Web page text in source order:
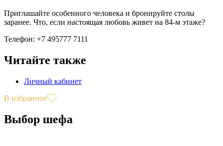
Приглашайте особенного человека и бронируйте столы
заранее. Что, если настоящая любовь живет на 84-м этаже?
Телефон: +7 495777 7111
Читайте также
Личный кабинет
В избранное
Выбор шефа